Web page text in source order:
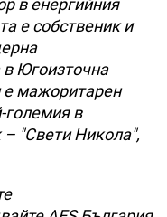
в енергийния
е собственик и
в Югоизточна
е мажоритарен
големия в
– "Свети Никола",